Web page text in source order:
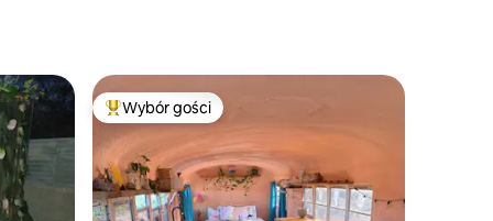
gości Najpopularniejsze z kategorii Wybór gości
Wybór gości